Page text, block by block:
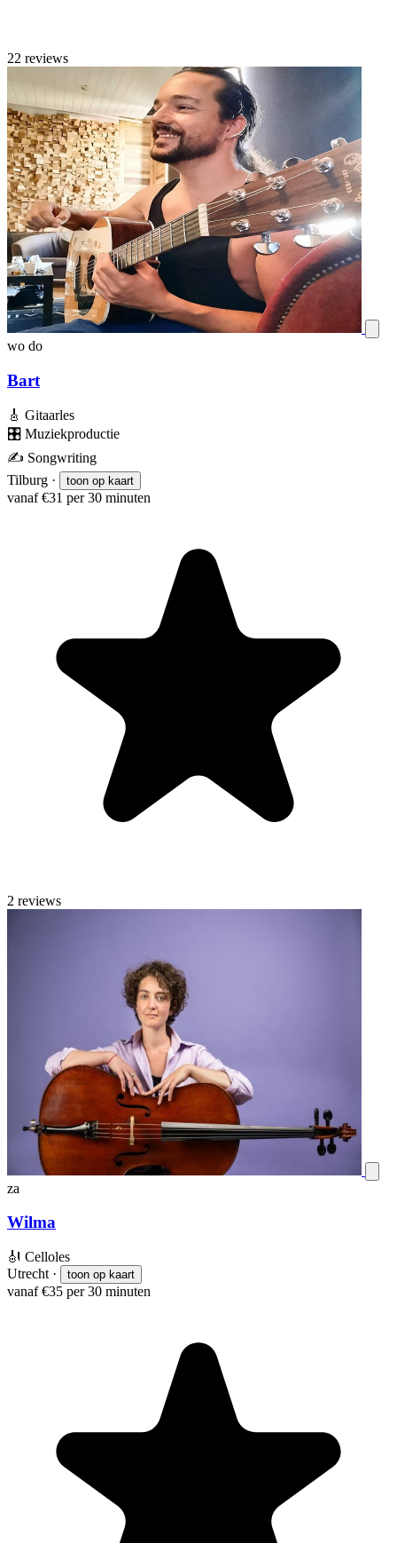
22 reviews
wo do
Bart
🎸 Gitaarles
🎛️ Muziekproductie
✍️ Songwriting
Tilburg · toon op kaart
vanaf €31 per 30 minuten
2 reviews
za
Wilma
🎻 Celloles
Utrecht · toon op kaart
vanaf €35 per 30 minuten